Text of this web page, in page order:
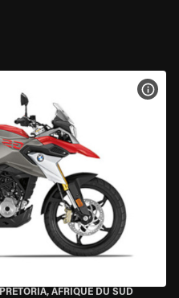
PRETORIA, AFRIQUE DU SUD